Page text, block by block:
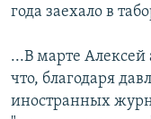
года заехало в
...В марте
что, благодаря
иностранных